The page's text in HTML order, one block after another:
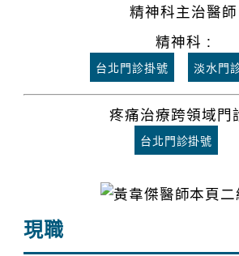
精神科主治醫師
精神科 :
台北門診掛號 淡水門
疼痛治療跨領域門
台北門診掛號
現職